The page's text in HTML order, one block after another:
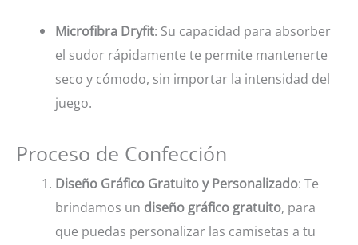
Microfibra Dryfit: Su capacidad para absorber
el sudor rápidamente te permite mantenerte
seco y cómodo, sin importar la intensidad del
juego.
Proceso de Confección
Diseño Gráfico Gratuito y Personalizado: Te
brindamos un diseño gráfico gratuito, para
que puedas personalizar las camisetas a tu